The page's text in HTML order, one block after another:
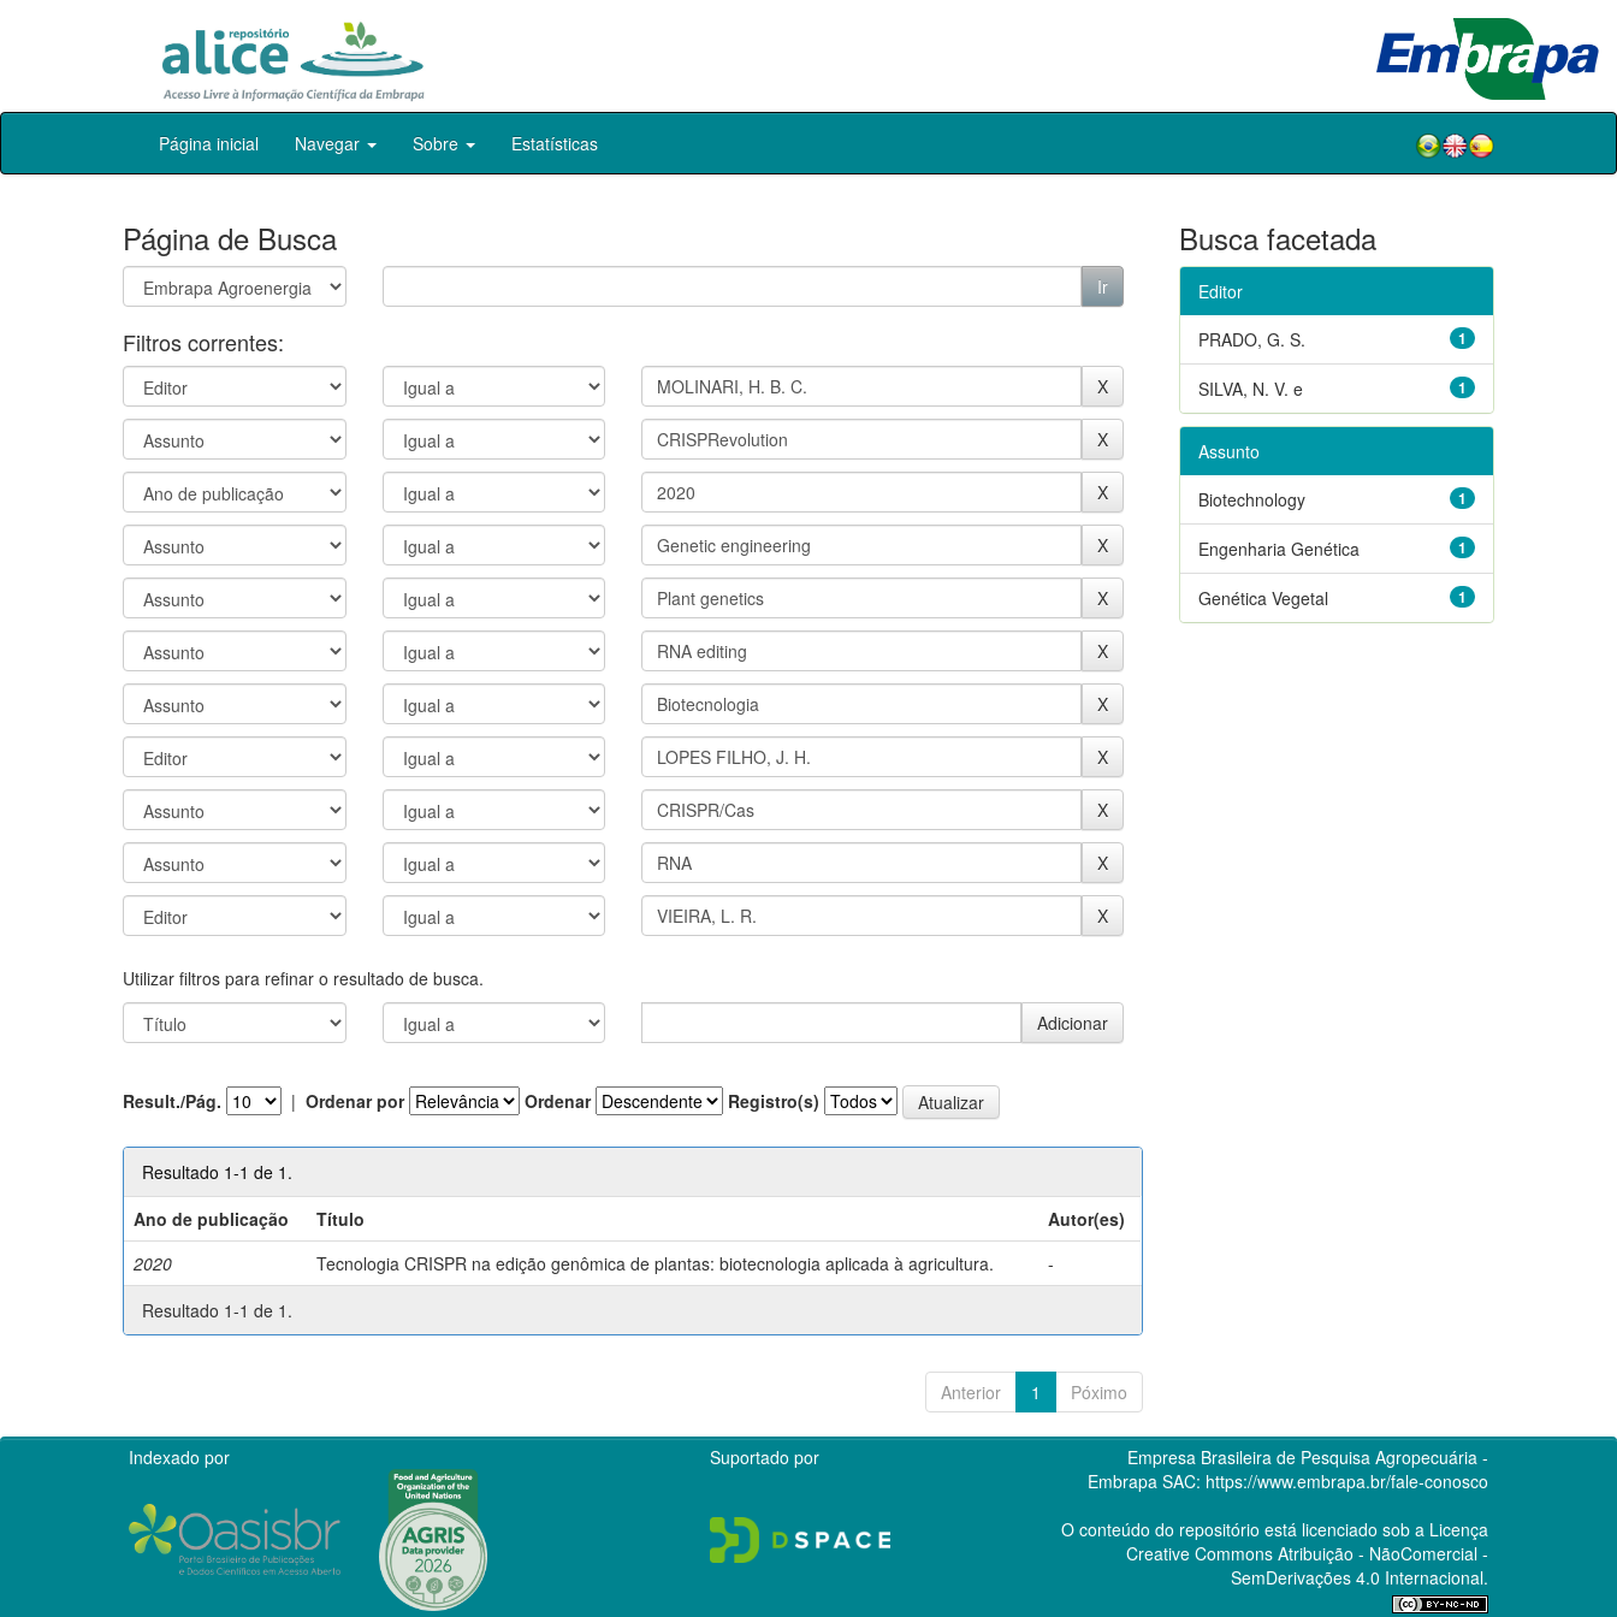
Skip
Página inicial Navegar Sobre Estatísticas
Página de Busca
Filtros correntes:
Utilizar filtros para refinar o resultado de busca.
Result./Pág. | Ordenar por Ordenar Registro(s)
Resultado 1-1 de 1.
Ano de publicação
Título
Autor(es)
2020
Tecnologia CRISPR na edição genômica de plantas: biotecnologia aplicada à agricultura.
-
Resultado 1-1 de 1.
Anterior 1 Póximo
Busca facetada
Editor
1
PRADO, G. S.
1
SILVA, N. V. e
Assunto
1
Biotechnology
1
Engenharia Genética
1
Genética Vegetal
Indexado por Suportado por
Empresa Brasileira de Pesquisa Agropecuária -
Embrapa SAC: https://www.embrapa.br/fale-conosco
O conteúdo do repositório está licenciado sob a Licença
Creative CommonsAtribuição - NãoComercial -
SemDerivações 4.0 Internacional.